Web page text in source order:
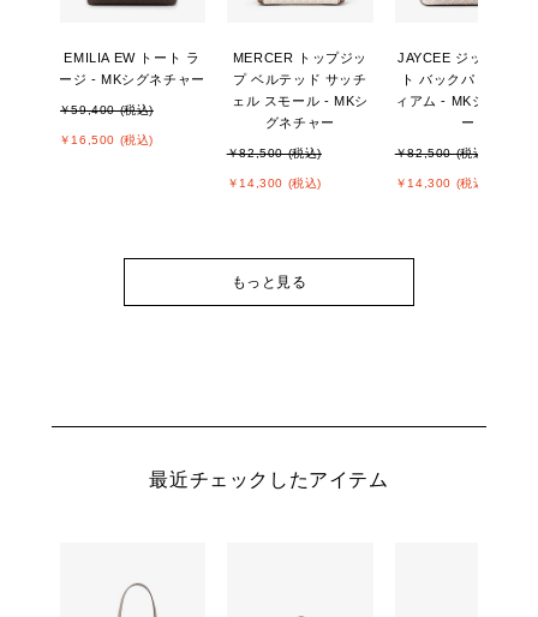
EMILIA EW トート ラ
ージ - MKシグネチャー
￥59,400 (税込)
￥16,500 (税込)
MERCER トップジッ
プ ベルテッド サッチ
ェル スモール - MKシ
グネチャー
￥82,500 (税込)
￥14,300 (税込)
JAYCEE ジップポケッ
ト バックパック ミデ
ィアム - MKシグネチ
ー
￥82,500 (税込)
￥14,300 (税込)
もっと見る
最近チェックしたアイテム